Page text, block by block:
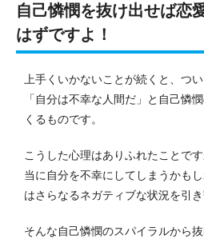
自己憐憫を抜け出せば恋
はずですよ！
上手くいかないことが続くと、つ
「自分は不幸な人間だ」と自己憐
くるものです。
こうした心理はありふれたことで
当に自分を不幸にしてしまうかもし
はさらなるネガティブな状況を引き
そんな自己憐憫のスパイラルから抜